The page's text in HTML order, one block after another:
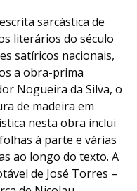
sarcástica de
literários do século
satíricos nacionais,
a obra-prima
Nogueira da Silva, o
de madeira em
nesta obra inclui
à parte e várias
ao longo do texto. A
de José Torres –